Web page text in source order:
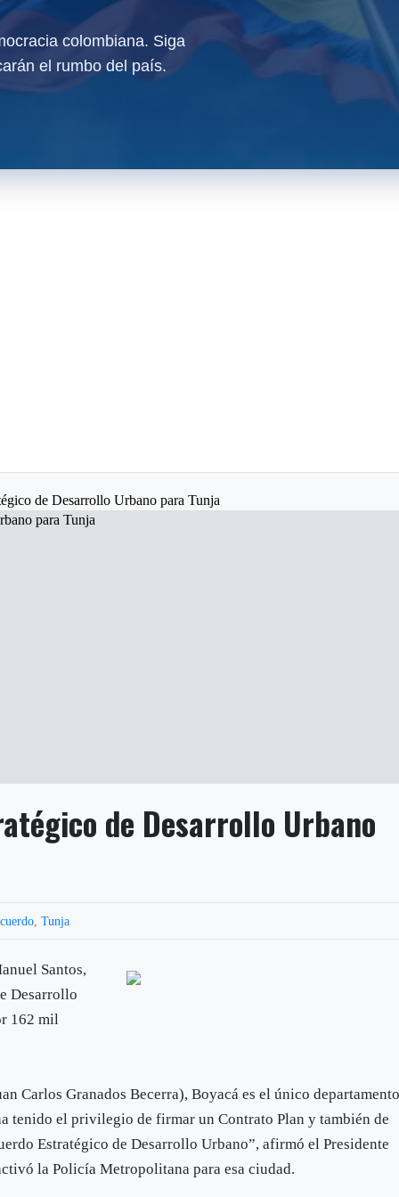
colombiana. Siga
el rumbo del país.
de Desarrollo Urbano para Tunja
de Desarrollo Urbano
,Tunja
Santos,
Desarrollo
162 mil
Carlos Granados Becerra), Boyacá es el único
tenido el privilegio de firmar un Contrato Plan y también de
Estratégico de Desarrollo Urbano”, afirmó el Presidente
la Policía Metropolitana para esa ciudad.